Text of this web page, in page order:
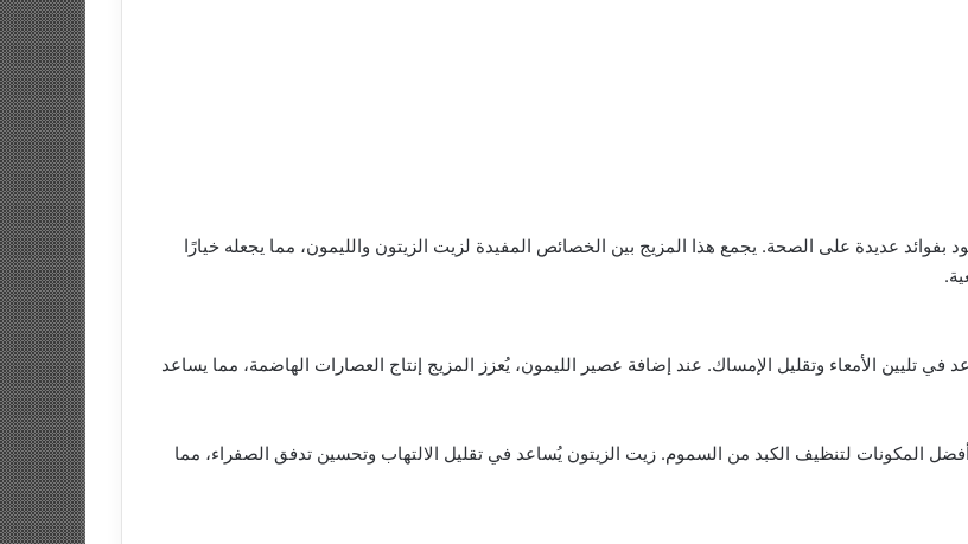
بفوائد عديدة على الصحة. يجمع هذا المزيج بين الخصائص المفيدة لزيت الزيتون والليمون، مما يجعله خيارًا
الأمعاء وتقليل الإمساك. عند إضافة عصير الليمون، يُعزز المزيج إنتاج العصارات الهاضمة، مما يساعد
المكونات لتنظيف الكبد من السموم. زيت الزيتون يُساعد في تقليل الالتهاب وتحسين تدفق الصفراء، مما